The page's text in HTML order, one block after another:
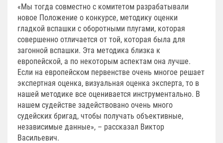
«Мы тогда совместно с комитетом разрабатывали
новое Положение о конкурсе, методику оценки
гладкой вспашки с оборотными плугами, которая
совершенно отличается от той, которая была для
загонной вспашки. Эта методика близка к
европейской, а по некоторым аспектам она лучше.
Если на европейском первенстве очень многое решает
экспертная оценка, визуальная оценка эксперта, то в
нашей методике все оценивается инструментально. В
нашем судействе задействовано очень много
судейских бригад, чтобы получать объективные,
независимые данные», – рассказал Виктор
Васильевич.